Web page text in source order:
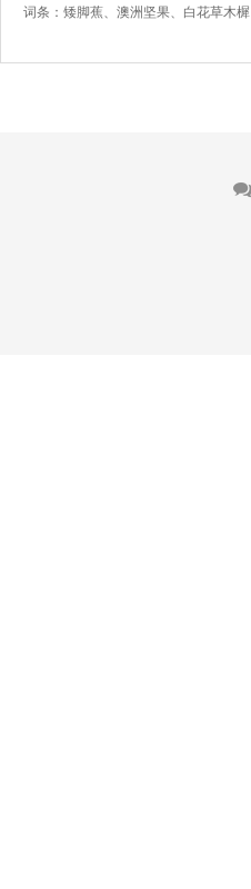
词条：矮脚蕉、澳洲坚果、白花草木樨